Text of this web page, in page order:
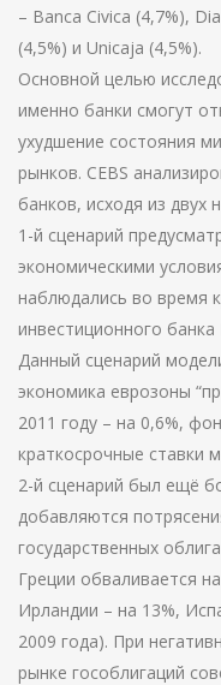
– Banca Civica (4,7%),
(4,5%) и Unicaja (4,5%).
Основной целью
именно банки смогут
ухудшение состояния
рынков. CEBS
банков, исходя из двух
1-й сценарий
экономическими
наблюдались во время
инвестиционного
Данный сценарий
экономика еврозоны
2011 году – на 0,6%,
краткосрочные ставки
2-й сценарий был ещё
добавляются
государственных
Греции обваливается
Ирландии – на 13%,
2009 года). При
рынке гособлигаций